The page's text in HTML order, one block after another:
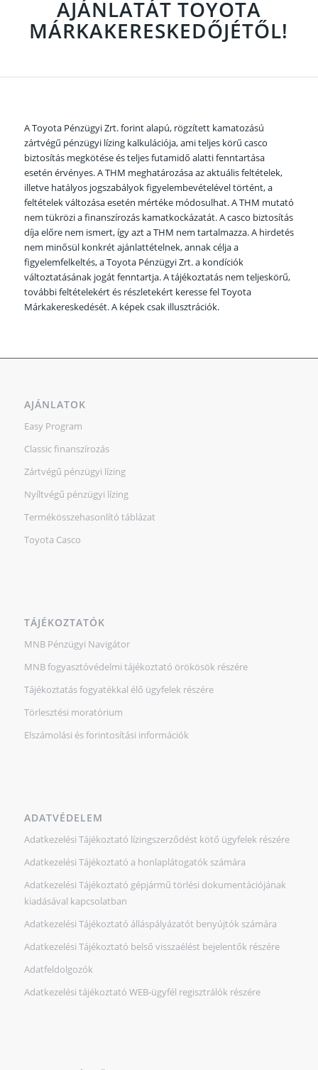
AJÁNLATÁT TOYOTA
MÁRKAKERESKEDŐJÉTŐL!
A Toyota Pénzügyi Zrt. forint alapú, rögzített kamatozású
zártvégű pénzügyi lízing kalkulációja, ami teljes körű casco
biztosítás megkötése és teljes futamidő alatti fenntartása
esetén érvényes. A THM meghatározása az aktuális feltételek,
illetve hatályos jogszabályok figyelembevételével történt, a
feltételek változása esetén mértéke módosulhat. A THM mutató
nem tükrözi a finanszírozás kamatkockázatát. A casco biztosítás
díja előre nem ismert, így azt a THM nem tartalmazza. A hirdetés
nem minősül konkrét ajánlattételnek, annak célja a
figyelemfelkeltés, a Toyota Pénzügyi Zrt. a kondíciók
változtatásának jogát fenntartja. A tájékoztatás nem teljeskörű,
további feltételekért és részletekért keresse fel Toyota
Márkakereskedését. A képek csak illusztrációk.
AJÁNLATOK
Easy Program
Classic finanszírozás
Zártvégű pénzügyi lízing
Nyíltvégű pénzügyi lízing
Termékösszehasonlító táblázat
Toyota Casco
TÁJÉKOZTATÓK
MNB Pénzügyi Navigátor
MNB fogyasztóvédelmi tájékoztató örökösök részére
Tájékoztatás fogyatékkal élő ügyfelek részére
Törlesztési moratórium
Elszámolási és forintosítási információk
ADATVÉDELEM
Adatkezelési Tájékoztató lízingszerződést kötő ügyfelek részére
Adatkezelési Tájékoztató a honlaplátogatók számára
Adatkezelési Tájékoztató gépjármű törlési dokumentációjának
kiadásával kapcsolatban
Adatkezelési Tájékoztató álláspályázatót benyújtók számára
Adatkezelési Tájékoztató belső visszaélést bejelentők részére
Adatfeldolgozók
Adatkezelési tájékoztató WEB-ügyfél regisztrálók részére